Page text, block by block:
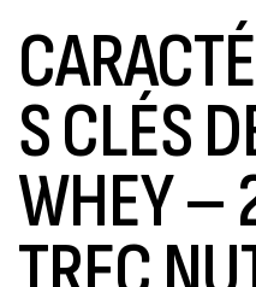
S CLÉS
WHEY –